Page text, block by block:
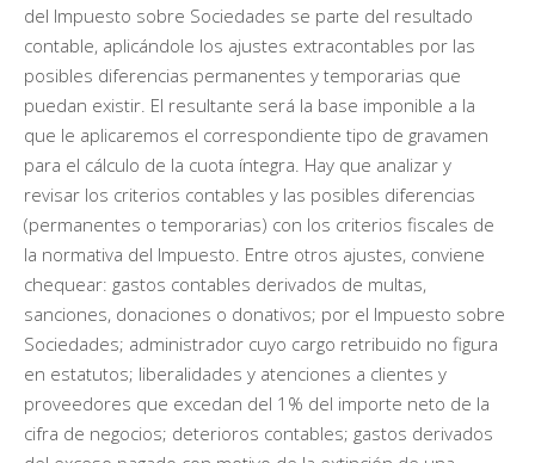
del Impuesto sobre Sociedades se parte del resultado
contable, aplicándole los ajustes extracontables por las
posibles diferencias permanentes y temporarias que
puedan existir. El resultante será la base imponible a la
que le aplicaremos el correspondiente tipo de gravamen
para el cálculo de la cuota íntegra. Hay que analizar y
revisar los criterios contables y las posibles diferencias
(permanentes o temporarias) con los criterios fiscales de
la normativa del Impuesto. Entre otros ajustes, conviene
chequear: gastos contables derivados de multas,
sanciones, donaciones o donativos; por el Impuesto sobre
Sociedades; administrador cuyo cargo retribuido no figura
en estatutos; liberalidades y atenciones a clientes y
proveedores que excedan del 1% del importe neto de la
cifra de negocios; deterioros contables; gastos derivados